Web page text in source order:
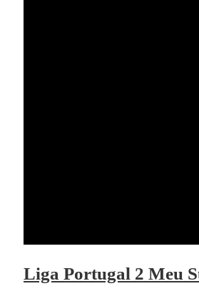
Liga Portugal 2 Meu